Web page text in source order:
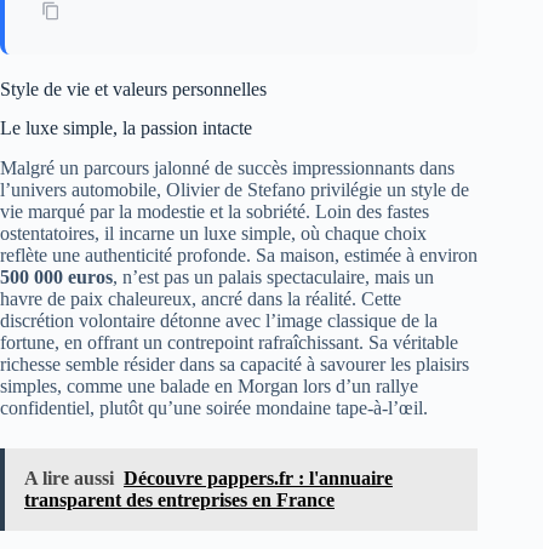
Style de vie et valeurs personnelles
Le luxe simple, la passion intacte
Malgré un parcours jalonné de succès impressionnants dans
l’univers automobile, Olivier de Stefano privilégie un style de
vie marqué par la modestie et la sobriété. Loin des fastes
ostentatoires, il incarne un luxe simple, où chaque choix
reflète une authenticité profonde. Sa maison, estimée à environ
500 000 euros, n’est pas un palais spectaculaire, mais un
havre de paix chaleureux, ancré dans la réalité. Cette
discrétion volontaire détonne avec l’image classique de la
fortune, en offrant un contrepoint rafraîchissant. Sa véritable
richesse semble résider dans sa capacité à savourer les plaisirs
simples, comme une balade en Morgan lors d’un rallye
confidentiel, plutôt qu’une soirée mondaine tape-à-l’œil.
A lire aussi Découvre pappers.fr : l'annuaire
transparent des entreprises en France